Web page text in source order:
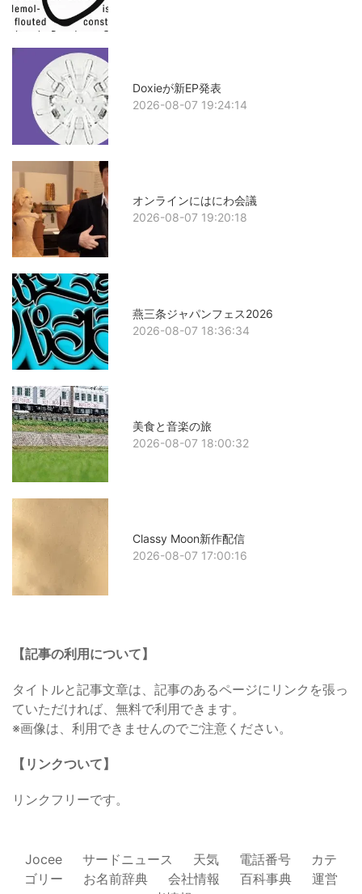
Doxieが新EP発表
2026-08-07 19:24:14
オンラインにはにわ会議
2026-08-07 19:20:18
燕三条ジャパンフェス2026
2026-08-07 18:36:34
美食と音楽の旅
2026-08-07 18:00:32
Classy Moon新作配信
2026-08-07 17:00:16
【記事の利用について】
タイトルと記事文章は、記事のあるページにリンクを張っ
ていただければ、無料で利用できます。
※画像は、利用できませんのでご注意ください。
【リンクついて】
リンクフリーです。
Jocee サードニュース 天気 電話番号
カテ
ゴリー
お名前辞典 会社情報 百科事典
運営